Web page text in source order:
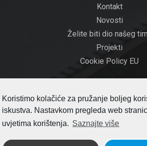
Koristimo kolačiće za pružanje boljeg
iskustva. Nastavkom pregleda web
uvjetima korištenja. Saznajte više
Kontakt
Novosti
Želite biti dio našeg
Projekti
Cookie Policy EU
PRATITE
Pretplatite se na naš newsletter i